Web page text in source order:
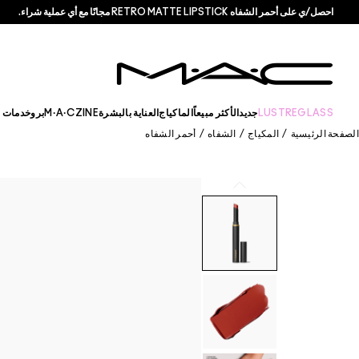
احصل/ي على أحمر الشفاه RETRO MATTE LIPSTICK مجانًا مع أي عملية شراء.
LUSTREGLASS جديدالأكثر مبيعاً الماكياج العناية بالبشرةM·A·CZINEبروخدمات
الصفحة الرئيسية / المكياج / الشفاه / أحمر الشفاه